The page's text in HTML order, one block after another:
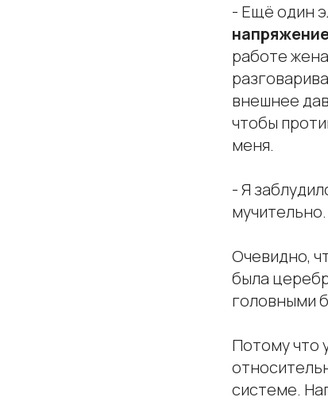
- Ещё один
работе
внешнее
чтобы
меня.
- Я
Очевидно,
была
головными
Потому что
системе.